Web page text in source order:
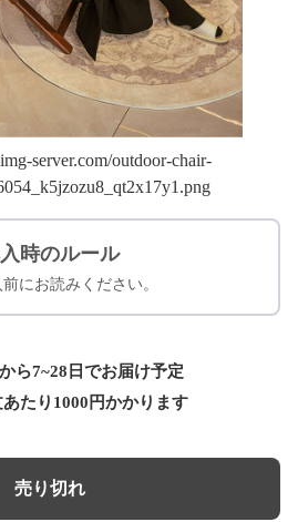
時のルール
にお読みください。
ら7~28日でお届け予定
たり 1000 円かかります
売り切れ